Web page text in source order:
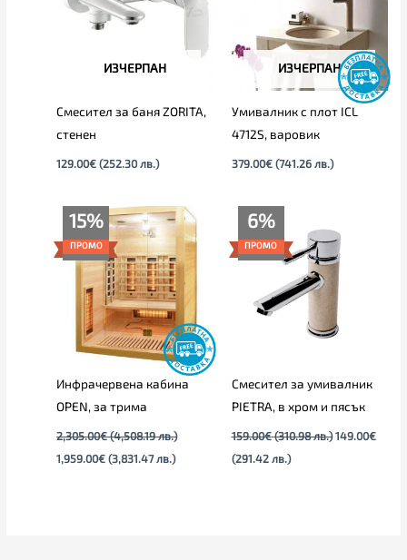
ИЗЧЕРПАН
Смесител за баня ZORITA,
стенен
129.00€ (252.30 лв.)
ИЗЧЕРПАН
Умивалник с плот ICL
4712S, варовик
379.00€ (741.26 лв.)
15%
ПРОМО
Инфрачервена кабина
OPEN, за трима
2,305.00€ (4,508.19 лв.)
Original
price
was:
2,305.00€
(4,508.19
1,959.00€ (3,831.47 лв.)
Текущата
цена
1,959.00€
(3,831.47
лв.).
6%
ПРОМО
Смесител за умивалник
PIETRA, в хром и пясък
159.00€ (310.98 лв.)
was:
159.00€
(310.98
лв.).
149.00€
(291.42 лв.)
е:
149.00€
(291.42
лв.).